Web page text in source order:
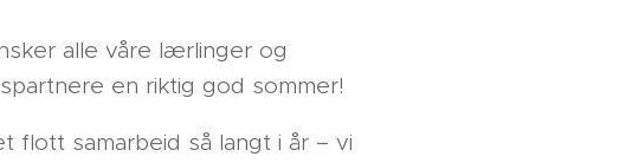
alle våre lærlinger og
en riktig god sommer!
flott samarbeid så langt i år – vi